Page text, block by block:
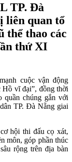
TP. Đà
liên quan tổ
thể thao các
thứ XI
cuộc vận động
Hồ vĩ đại”, đồng thời
quần chúng gắn với
TP. Đà Nẵng giai
hội thi đấu cọ xát,
môn, góp phần thúc
rộng trên địa bàn